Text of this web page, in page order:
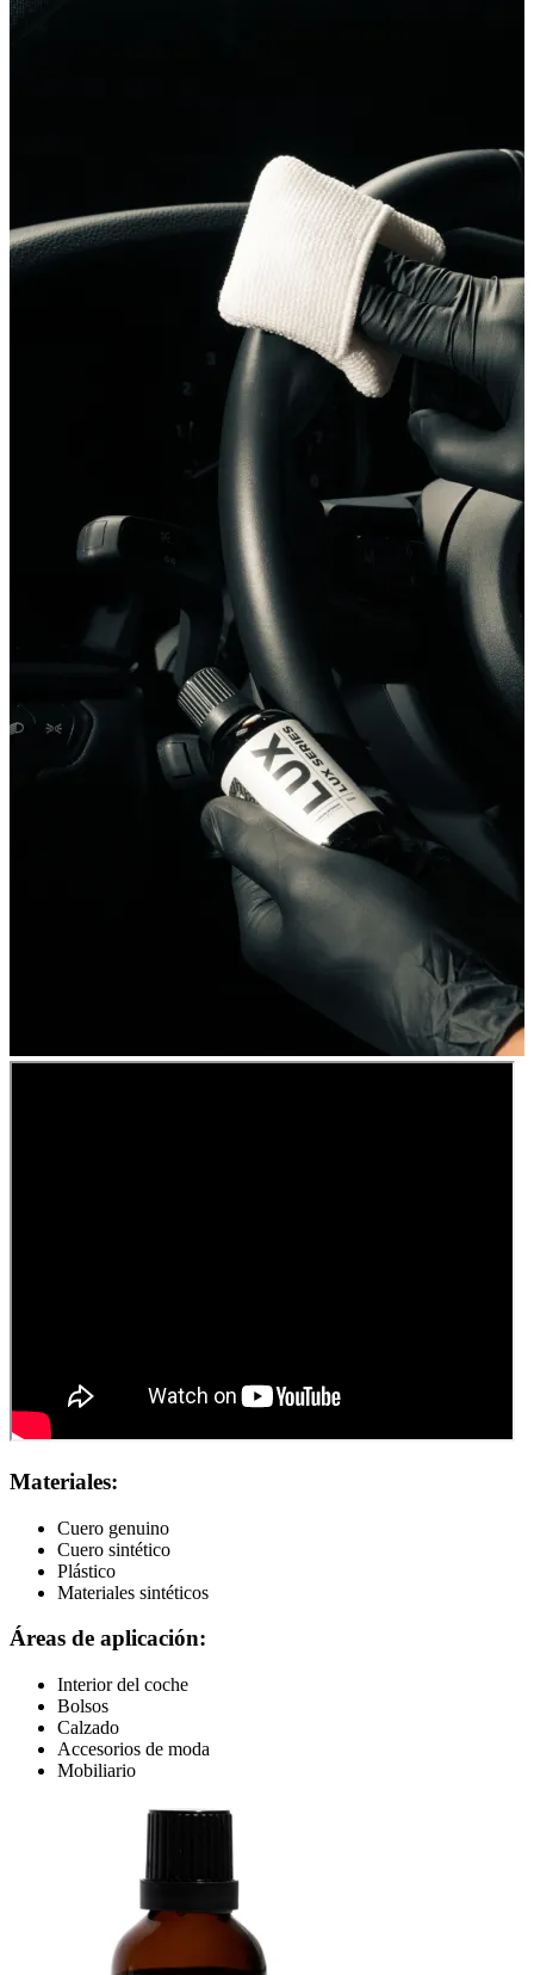
Materiales:
Cuero genuino
Cuero sintético
Plástico
Materiales sintéticos
Áreas de aplicación:
Interior del coche
Bolsos
Calzado
Accesorios de moda
Mobiliario